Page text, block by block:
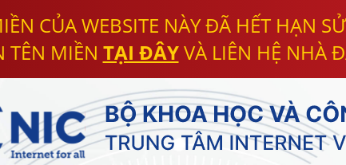
CỦA WEBSITE NÀY ĐÃ HẾT HẠN
TÊN MIỀN TẠI ĐÂYVÀ LIÊN HỆ NHÀ